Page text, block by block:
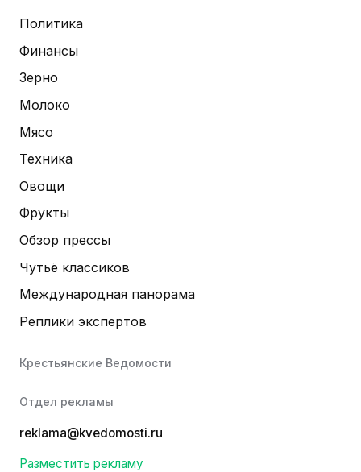
Политика
Финансы
Зерно
Молоко
Мясо
Техника
Овощи
Фрукты
Обзор прессы
Чутьё классиков
Международная панорама
Реплики экспертов
Крестьянские Ведомости
Отдел рекламы
reklama@kvedomosti.ru
Разместить рекламу